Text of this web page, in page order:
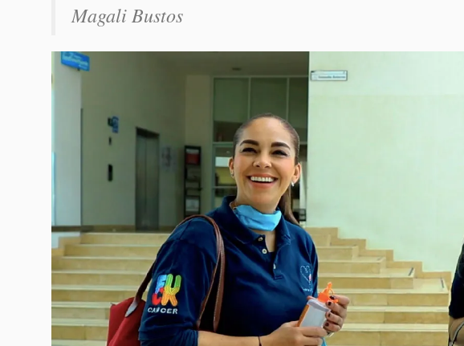
Magali Bustos